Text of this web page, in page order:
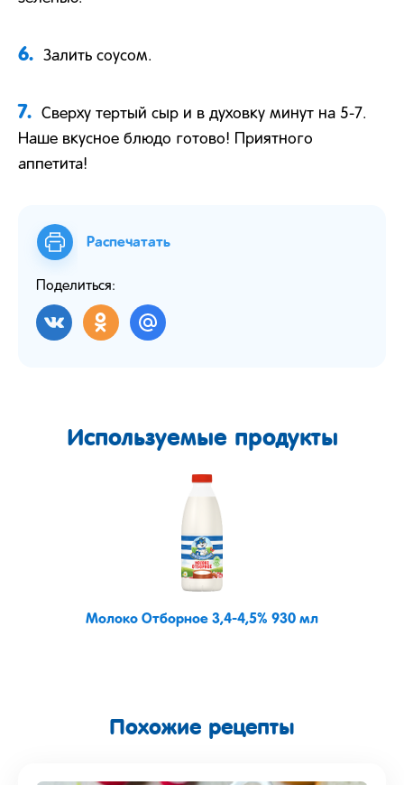
6. Залить соусом.
7.
Сверху тертый сыр и в духовку минут на 5-7.
Наше вкусное блюдо готово! Приятного
аппетита!
Распечатать
Поделиться:
Используемые продукты
Молоко Отборное 3,4-4,5% 930 мл
Похожие рецепты